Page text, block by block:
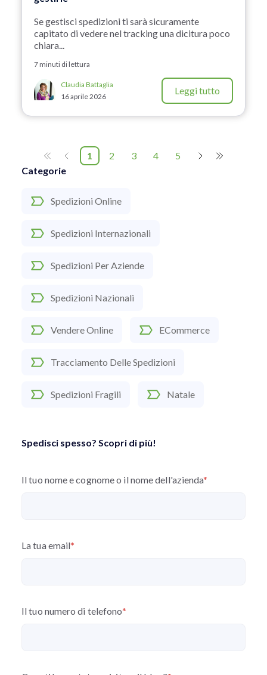
Categorie
Spedizioni Online
Spedizioni Internazionali
Spedizioni Per Aziende
Spedizioni Nazionali
Vendere Online ECommerce
Tracciamento Delle Spedizioni
Spedizioni Fragili Natale
Spedisci spesso? Scopri di più!
Il tuo nome e cognome o il nome dell'azienda*
La tua email*
Il tuo numero di telefono*
Se gestisci spedizioni ti sarà sicuramente
capitato di vedere nel tracking una dicitura poco
chiara...
7 minuti di lettura
Claudia Battaglia
16 aprile 2026
Leggi tutto
1 2 3 4 5